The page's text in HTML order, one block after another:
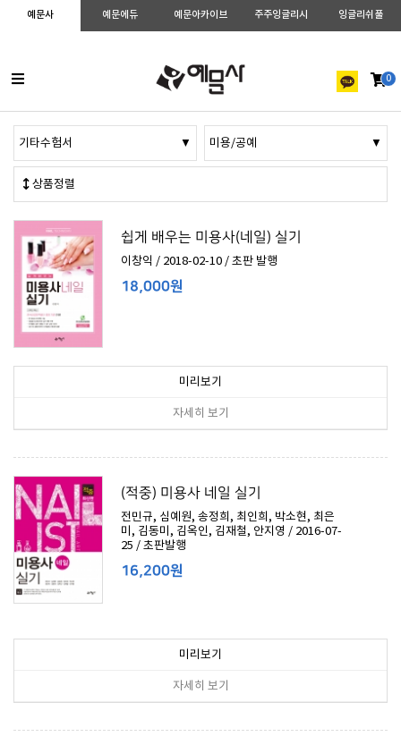
예문사 예문에듀 예문아카이브 주주잉글리시 잉글리쉬풀
0
기타수험서 ▼ 미용/공예 ▼
상품정렬
쉽게 배우는 미용사(네일) 실기
이창익 / 2018-02-10 / 초판 발행
18,000원
미리보기
자세히 보기
(적중) 미용사 네일 실기
전민규, 심예원, 송정희, 최인희, 박소현, 최은
미, 김동미, 김옥인, 김재철, 안지영 / 2016-07-
25 / 초판발행
16,200원
미리보기
자세히 보기